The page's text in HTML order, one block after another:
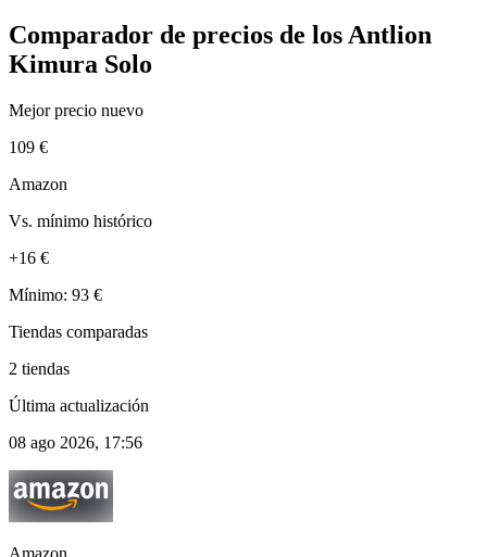
Comparador de precios de los Antlion
Kimura Solo
Mejor precio nuevo
109 €
Amazon
Vs. mínimo histórico
+16 €
Mínimo: 93 €
Tiendas comparadas
2 tiendas
Última actualización
08 ago 2026, 17:56
Amazon